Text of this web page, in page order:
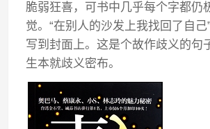
脆弱狂喜，可书中几乎每个字都仍
觉。“在别人的沙发上我找回了自
写到封面上。这是个故作歧义的句
生本就歧义密布。